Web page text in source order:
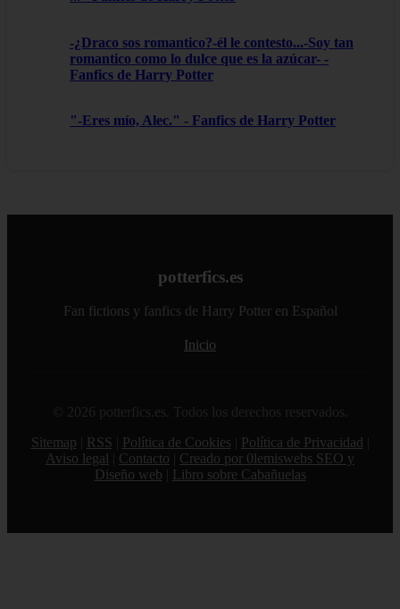
-¿Draco sos romantico?-él le contesto...-Soy tan
romantico como lo dulce que es la azúcar- -
Fanfics de Harry Potter
"-Eres mío, Alec." - Fanfics de Harry Potter
potterfics.es
Fan fictions y fanfics de Harry Potter en Español
Inicio
© 2026 potterfics.es. Todos los derechos reservados.
Sitemap
RSS Política de Cookies Política de Privacidad
Aviso legal
Contacto
Creado por 0lemiswebs SEO y
Diseño web
Libro sobre Cabañuelas